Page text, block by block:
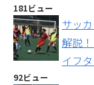
181ビュー
サッ
解説
イフ
92ビュー